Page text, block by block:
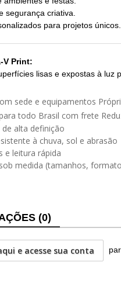
segurança criativa.
para projetos únicos.
V Print:
lisas e expostas à luz
sede e equipamentos
todo Brasil com frete
alta definição
à chuva, sol e abrasão
e leitura rápida
medida (tamanhos,
(0)
e acesse sua conta